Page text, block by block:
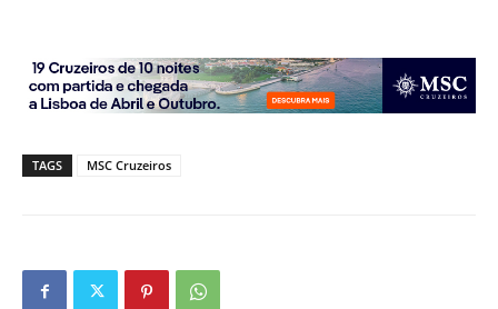
TAGS MSC Cruzeiros